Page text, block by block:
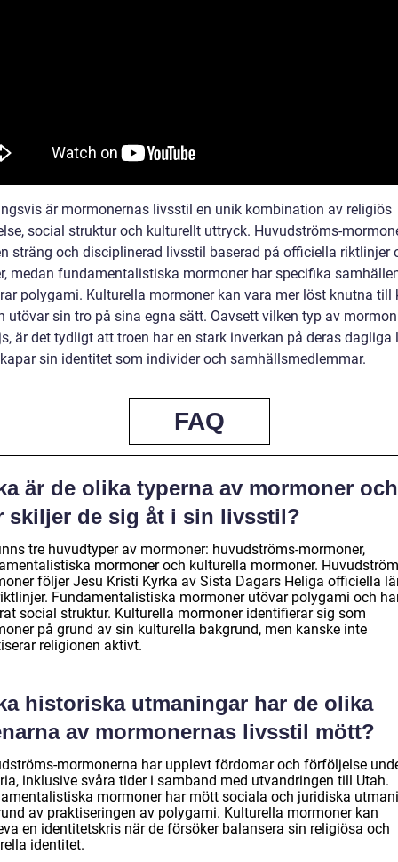
är mormonernas livsstil en unik kombination av religiös
social struktur och kulturellt uttryck. Huvudströms-
sträng och disciplinerad livsstil baserad på officiella riktlinjer
medan fundamentalistiska mormoner har specifika
polygami. Kulturella mormoner kan vara mer löst knutna till
utövar sin tro på sina egna sätt. Oavsett vilken typ av
är det tydligt att troen har en stark inverkan på deras dagliga
sin identitet som individer och samhällsmedlemmar.
FAQ
är de olika typerna av mormoner och
skiljer de sig åt i sin livsstil?
tre huvudtyper av mormoner: huvudströms-mormoner,
mormoner och kulturella mormoner.
följer Jesu Kristi Kyrka av Sista Dagars Heliga officiella
Fundamentalistiska mormoner utövar polygami och
social struktur. Kulturella mormoner identifierar sig som
på grund av sin kulturella bakgrund, men kanske inte
religionen aktivt.
historiska utmaningar har de olika
av mormonernas livsstil mött?
mormonerna har upplevt fördomar och förföljelse
inklusive svåra tider i samband med utvandringen till Utah.
mormoner har mött sociala och juridiska
av praktiseringen av polygami. Kulturella mormoner kan
en identitetskris när de försöker balansera sin religiösa och
identitet.